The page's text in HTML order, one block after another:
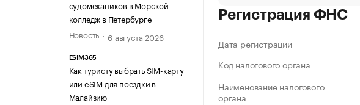
судомехаников в Морской
колледж в Петербурге
Новость
6 августа 2026
ESIM365
Как туристу выбрать SIM-карту
или eSIM для поездки в
Малайзию
Регистрация ФНС
Дата регистрации
Код налогового органа
Наименование налогового
органа